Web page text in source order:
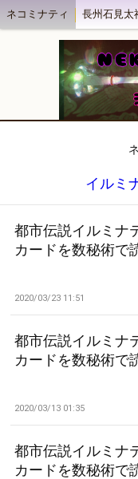
ネコミナティ 長州石見太
ネコミナティブログ
イルミ
都市伝説イルミ
カードを数秘術
2020/03/23 11:51
都市伝説イルミ
カードを数秘術
2020/03/13 01:35
都市伝説イルミ
カードを数秘術